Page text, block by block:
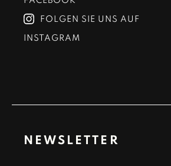
FOLGEN SIE UNS AUF
INSTAGRAM
NEWSLETTER